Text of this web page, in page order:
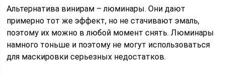
Альтернатива винирам – люминары. Они дают
примерно тот же эффект, но не стачивают эмаль,
поэтому их можно в любой момент снять. Люминары
намного тоньше и поэтому не могут использоваться
для маскировки серьезных недостатков.